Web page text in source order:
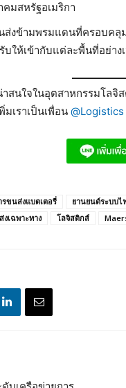
มสหรัฐอเมริกา
งข้ามพรมแดนที่ครอบคลุ
ให้เข้ากับแต่ละพื้นที่อย่าง
สนใจในอุตสาหกรรมโลจิ
มเราเป็นเพื่อน
รขนส่งแบตเตอรี่ ยานยนต์ระบบไ
เฉพาะทาง โลจิสติกส์